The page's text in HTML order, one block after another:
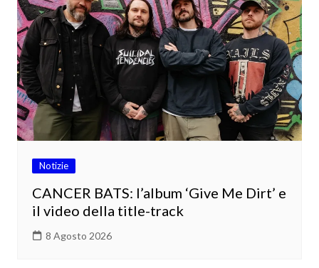
Notizie
CANCER BATS: l’album ‘Give Me Dirt’ e
il video della title-track
8 Agosto 2026